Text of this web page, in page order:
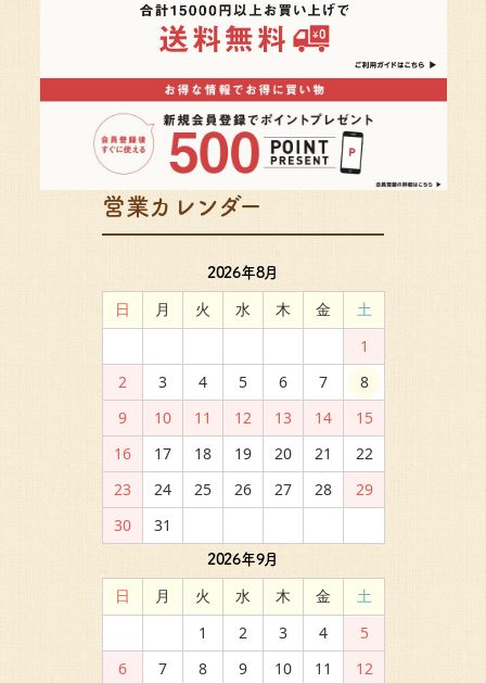
営業カレンダー
2026年8月
日 月 火 水 木 金
土
1
2
3 4 5 6 7
8
9
10 11 12 13 14
15
16
17 18 19 20 21
22
23
24 25 26 27 28
29
30
31
2026年9月
日 月 火 水 木 金
土
1
2 3 4
5
6
7 8 9 10 11
12